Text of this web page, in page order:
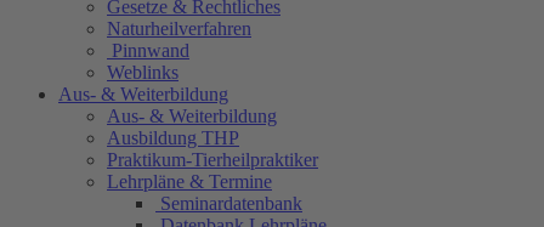
Gesetze & Rechtliches
Naturheilverfahren
Pinnwand
Weblinks
Aus- & Weiterbildung
Aus- & Weiterbildung
Ausbildung THP
Praktikum-Tierheilpraktiker
Lehrpläne & Termine
Seminardatenbank